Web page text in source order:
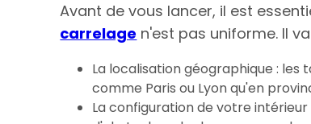
Avant de vous lancer, il est
carrelage n'est pas uniforme. Il
La localisation géographique : les
comme Paris ou Lyon qu'en
La configuration de votre